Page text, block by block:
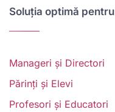
Soluția optimă pentru
Manageri și Directori
Părinți și Elevi
Profesori și Educatori